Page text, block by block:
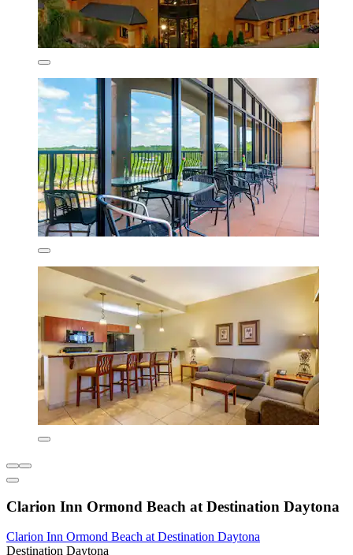
Clarion Inn Ormond Beach at Destination Daytona
Clarion Inn Ormond Beach at Destination Daytona
Destination Daytona